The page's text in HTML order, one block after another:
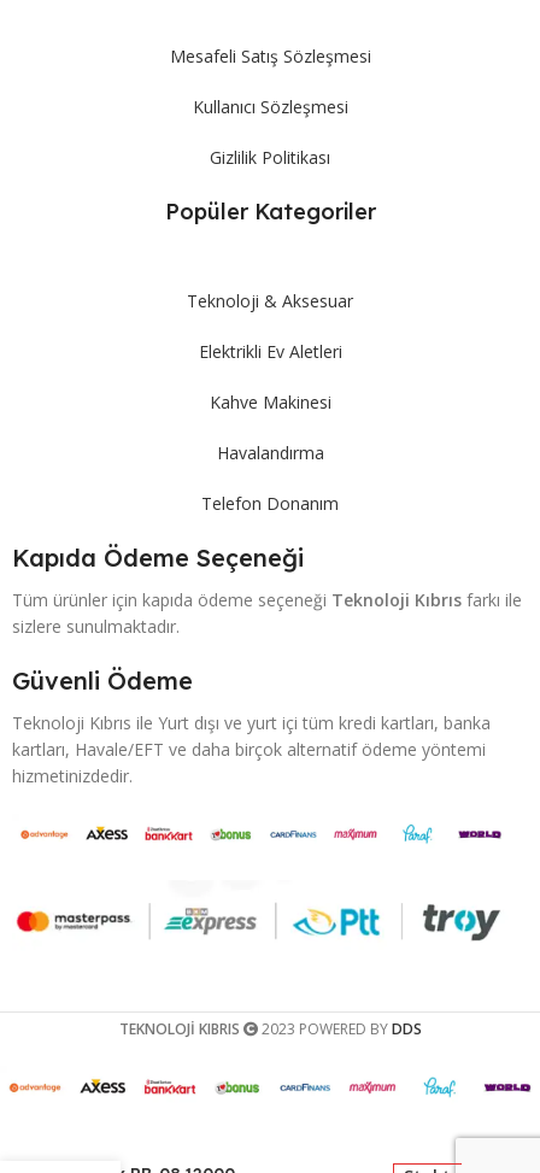
Mesafeli Satış Sözleşmesi
Kullanıcı Sözleşmesi
Gizlilik Politikası
Popüler Kategoriler
Teknoloji & Aksesuar
Elektrikli Ev Aletleri
Kahve Makinesi
Havalandırma
Telefon Donanım
Kapıda Ödeme Seçeneği
Tüm ürünler için kapıda ödeme seçeneği Teknoloji Kıbrıs farkı ile
sizlere sunulmaktadır.
Güvenli Ödeme
Teknoloji Kıbrıs ile Yurt dışı ve yurt içi tüm kredi kartları, banka
kartları, Havale/EFT ve daha birçok alternatif ödeme yöntemi
hizmetinizdedir.
TEKNOLOJİ KIBRIS 2023 POWERED BYDDS